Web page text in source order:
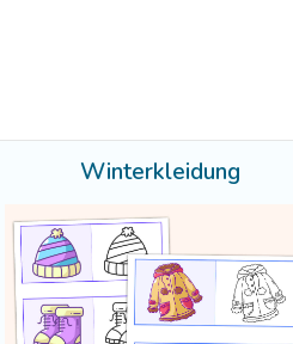
Winterkleidung